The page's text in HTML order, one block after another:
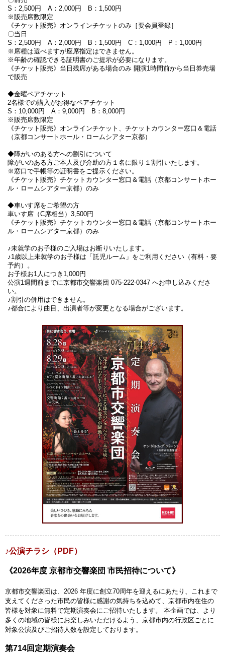
S：2,500円 A：2,000円 B：1,500円
※販売席数限定
《チケット販売》オンラインチケットのみ［要会員登録］
〇当日
S：2,500円 A：2,000円 B：1,500円 C：1,000円 P：1,000円
※席種は選べますが座席指定はできません。
※年齢の確認できる証明書のご提示が必要になります。
《チケット販売》当日残席がある場合のみ 開演1時間前から当日券売場
で販売
◆金曜ペアチケット
2名様での購入がお得なペアチケット
S：10,000円 A：9,000円 B：8,000円
※販売席数限定
《チケット販売》オンラインチケット、チケットカウンター窓口＆電話
（京都コンサートホール・ロームシアター京都）
◆障がいのある方への割引について
障がいのある方ご本人及び介助の方１名に限り１割引いたします。
※窓口で手帳等の証明書をご提示ください。
《チケット販売》チケットカウンター窓口＆電話（京都コンサートホー
ル・ロームシアター京都）のみ
◆車いす席をご希望の方
車いす席（C席相当）3,500円
《チケット販売》チケットカウンター窓口＆電話（京都コンサートホー
ル・ロームシアター京都）のみ
♪未就学のお子様のご入場はお断りいたします。
♪1歳以上未就学のお子様は「託児ルーム」をご利用ください（有料・要
予約）。
お子様お1人につき1,000円
公演1週間前までに京都市交響楽団 075-222-0347 へお申し込みくださ
い。
♪割引の併用はできません。
♪都合により曲目、出演者等が変更となる場合がございます。
♪公演チラシ（PDF）
《2026年度 京都市交響楽団 市民招待について》
京都市交響楽団は、2026 年度に創立70周年を迎えるにあたり、これまで
支えてくださった市民の皆様に感謝の気持ちを込めて、京都市内在住の
皆様を対象に無料で定期演奏会にご招待いたします。 本企画では、より
多くの地域の皆様にお楽しみいただけるよう、京都市内の行政区ごとに
対象公演及びご招待人数を設定しております。
第714回定期演奏会